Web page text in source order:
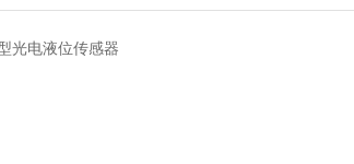
光电液位传感器